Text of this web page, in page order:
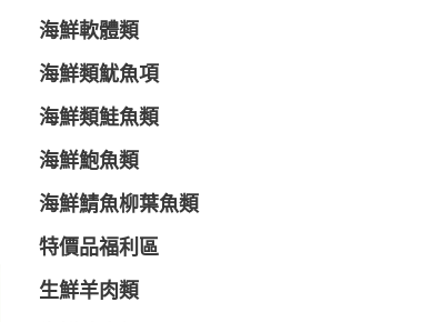
海鮮軟體類
海鮮類魷魚項
海鮮類鮭魚類
海鮮鮑魚類
海鮮鯖魚柳葉魚類
特價品福利區
生鮮羊肉類